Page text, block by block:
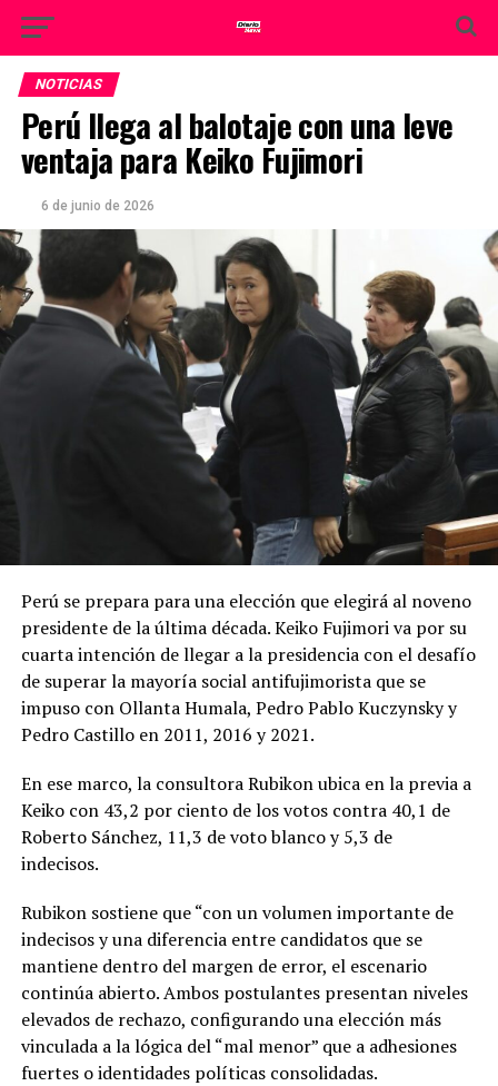
NOTICIAS
Perú llega al balotaje con una leve
ventaja para Keiko Fujimori
6 de junio de 2026
Perú se prepara para una elección que elegirá al noveno
presidente de la última década. Keiko Fujimori va por su
cuarta intención de llegar a la presidencia con el desafío
de superar la mayoría social antifujimorista que se
impuso con Ollanta Humala, Pedro Pablo Kuczynsky y
Pedro Castillo en 2011, 2016 y 2021.
En ese marco, la consultora Rubikon ubica en la previa a
Keiko con 43,2 por ciento de los votos contra 40,1 de
Roberto Sánchez, 11,3 de voto blanco y 5,3 de
indecisos.
Rubikon sostiene que “con un volumen importante de
indecisos y una diferencia entre candidatos que se
mantiene dentro del margen de error, el escenario
continúa abierto. Ambos postulantes presentan niveles
elevados de rechazo, configurando una elección más
vinculada a la lógica del “mal menor” que a adhesiones
fuertes o identidades políticas consolidadas.